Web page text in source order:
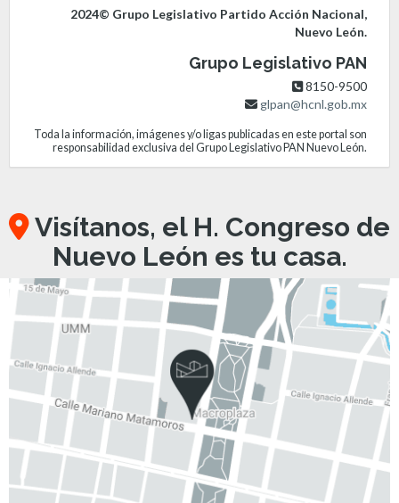
2024© Grupo Legislativo Partido Acción Nacional,
Nuevo León.
Grupo Legislativo PAN
8150-9500
glpan@hcnl.gob.mx
Toda la información, imágenes y/o ligas publicadas en este portal son
responsabilidad exclusiva del Grupo Legislativo PAN Nuevo León.
Visítanos, el H. Congreso de
Nuevo León es tu casa.